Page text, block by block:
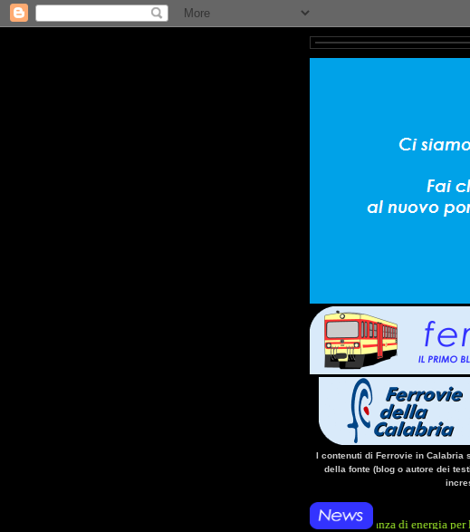
I contenuti di Ferrovie in Calabria
della fonte (blog o autore dei
• 14/10/14 • La mancanza di energia per